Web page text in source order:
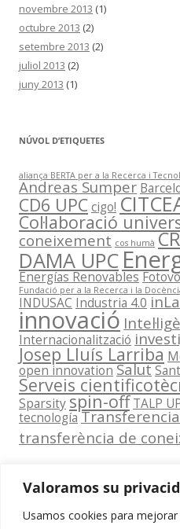
Valoramos su
Usamos cookies para mejorar
novembre 2013 (1)
octubre 2013 (2)
setembre 2013 (2)
juliol 2013 (2)
juny 2013 (1)
NÚVOL D’ETIQUETES
aliança BERTA per a la Recerca i
Andreas Sumper
CD6 UPCcigo!
Col·laboració
coneixement cos humà
DAMA UPC
Energías Renovables
Fundació per a la Recerca i la
INDUSAC Industria 4.0
innovació
Internacionalització
Josep Lluís Larriba
open innovationSalut
Serveis
Sparsityspin-off TALP
tecnología
transferència de